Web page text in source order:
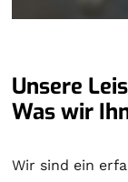
Unsere
Was wir
Wir sind ein